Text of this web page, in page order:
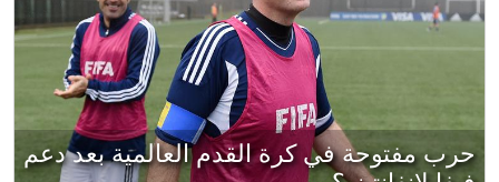
حرب مفتوحة في كرة القدم العالمية بعد دعم